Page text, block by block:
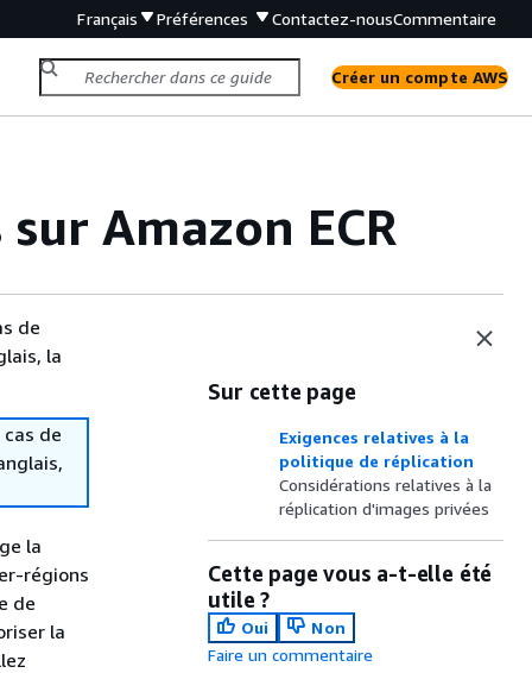
Français Préférences Contactez-nousCommentaire
Créer un compte AWS
Amazon ECR
de
la
de
la
régions
de
la
Sur cette page
Exigences relatives à la
politique de réplication
Considérations relatives à la
réplication d'images privées
Cette page vous a-t-elle été
utile ?
Oui
Non
Faire un commentaire